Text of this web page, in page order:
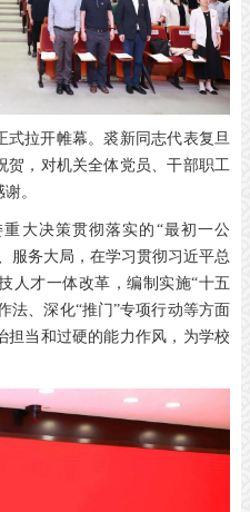
拉开帷幕。裘新同志代表复旦
贺，对机关全体党员、干部职工
。
大决策贯彻落实的“最初一公
服务大局，在学习贯彻习近平总
人才一体改革，编制实施“十五
法、深化“推门”专项行动等方面
担当和过硬的能力作风，为学校